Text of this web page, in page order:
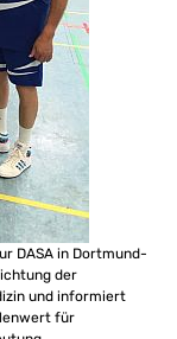
DASA in Dortmund-
der
und informiert
für